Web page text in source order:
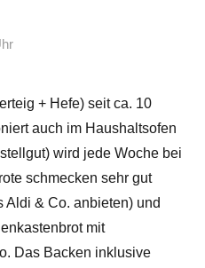
+ Hefe) seit ca. 10
auch im Haushaltsofen
wird jede Woche bei
schmecken sehr gut
Aldi & Co. anbieten) und
mit
Das Backen inklusive